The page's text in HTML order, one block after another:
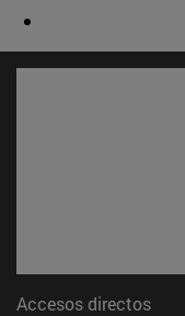
Accesos directos